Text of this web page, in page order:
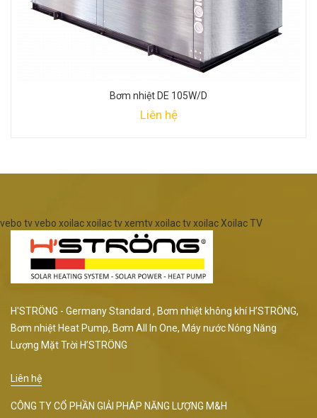
Bơm nhiệt DE 105W/D
Liên hệ
vebo tvvebo xoilacxoilac tvxemtvxoilac tvxoilacXoilac TV
H'STRÖNG - Germany Standard , Bơm nhiệt không khí H’STRÖNG,
Bơm nhiệt Heat Pump, Bơm All In One, Máy nước Nóng Năng
Lượng Mặt Trời H’STRÖNG
Liên hệ
CÔNG TY CỔ PHẦN GIẢI PHÁP NĂNG LƯỢNG M&H